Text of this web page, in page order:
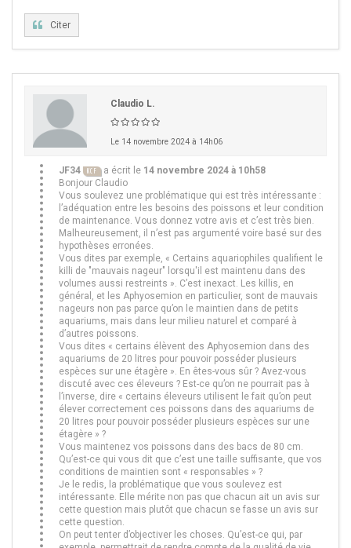
Citer
Claudio L.
Le 14 novembre 2024 à 14h06
JF34 KCF a écrit le 14 novembre 2024 à 10h58
Bonjour Claudio
Vous soulevez une problématique qui est très intéressante :
l’adéquation entre les besoins des poissons et leur condition
de maintenance. Vous donnez votre avis et c’est très bien.
Malheureusement, il n’est pas argumenté voire basé sur des
hypothèses erronées.
Vous dites par exemple, « Certains aquariophiles qualifient le
killi de "mauvais nageur" lorsqu'il est maintenu dans des
volumes aussi restreints ». C’est inexact. Les killis, en
général, et les Aphyosemion en particulier, sont de mauvais
nageurs non pas parce qu’on le maintien dans de petits
aquariums, mais dans leur milieu naturel et comparé à
d’autres poissons.
Vous dites « certains élèvent des Aphyosemion dans des
aquariums de 20 litres pour pouvoir posséder plusieurs
espèces sur une étagère ». En êtes-vous sûr ? Avez-vous
discuté avec ces éleveurs ? Est-ce qu’on ne pourrait pas à
l’inverse, dire « certains éleveurs utilisent le fait qu’on peut
élever correctement ces poissons dans des aquariums de
20 litres pour pouvoir posséder plusieurs espèces sur une
étagère » ?
Vous maintenez vos poissons dans des bacs de 80 cm.
Qu’est-ce qui vous dit que c’est une taille suffisante, que vos
conditions de maintien sont « responsables » ?
Je le redis, la problématique que vous soulevez est
intéressante. Elle mérite non pas que chacun ait un avis sur
cette question mais plutôt que chacun se fasse un avis sur
cette question.
On peut tenter d’objectiver les choses. Qu’est-ce qui, par